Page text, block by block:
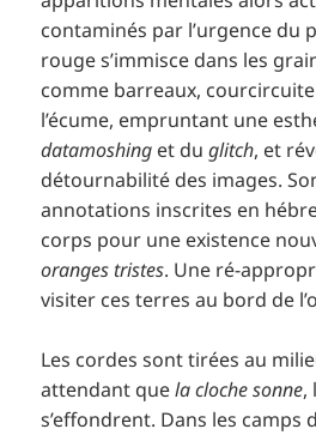
contaminés par l’urgence du
rouge s’immisce dans les
comme barreaux,
l’écume, empruntant une
datamoshing et duglitch, et
détournabilité des images.
annotations inscrites en
corps pour une existence
oranges tristes. Une ré-
visiter ces terres au bord de
Les cordes sont tirées au
attendant quela cloche sonne,
s’effondrent. Dans les camps